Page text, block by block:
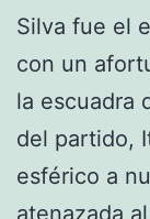
Silva fue el
con un
la escuadra
del partido,
esférico a
atenazada